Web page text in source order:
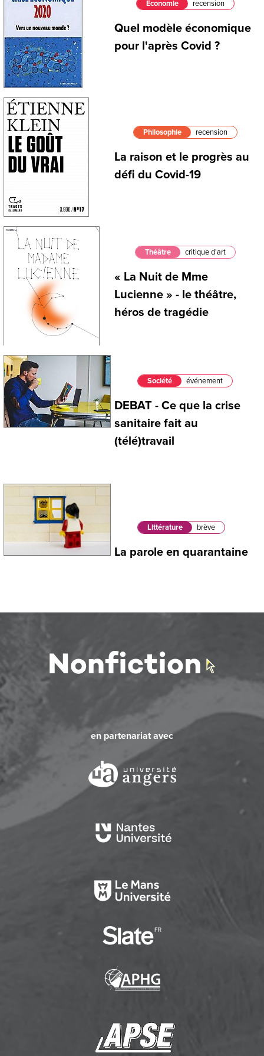
Economie recension
Quel modèle économique
pour l'après Covid ?
Philosophie recension
La raison et le progrès au
défi du Covid-19
Théâtre critique d'art
« La Nuit de Mme
Lucienne » - le théâtre,
héros de tragédie
Société événement
DEBAT - Ce que la crise
sanitaire fait au
(télé)travail
Littérature brève
La parole en quarantaine
en partenariat avec